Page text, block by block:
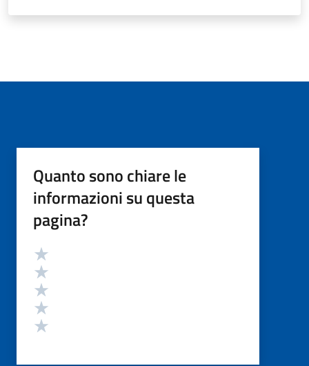
Quanto sono chiare le
informazioni su questa
pagina?
Valutazione